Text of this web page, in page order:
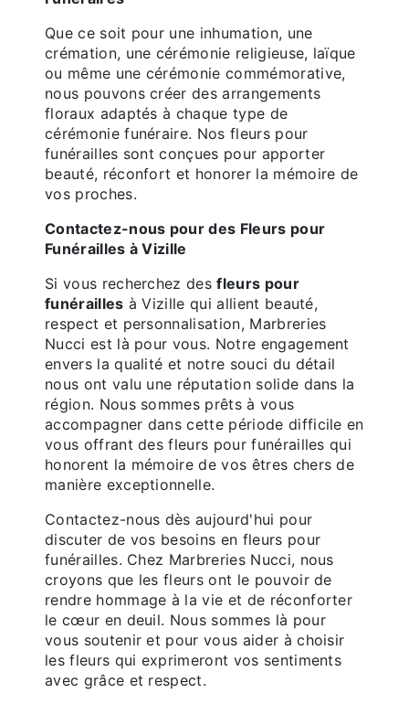
Que ce soit pour une inhumation, une
crémation, une cérémonie religieuse, laïque
ou même une cérémonie commémorative,
nous pouvons créer des arrangements
floraux adaptés à chaque type de
cérémonie funéraire. Nos fleurs pour
funérailles sont conçues pour apporter
beauté, réconfort et honorer la mémoire de
vos proches.
Contactez-nous pour des Fleurs pour
Funérailles à Vizille
Si vous recherchez desfleurs pour
funérailles à Vizille qui allient beauté,
respect et personnalisation, Marbreries
Nucci est là pour vous. Notre engagement
envers la qualité et notre souci du détail
nous ont valu une réputation solide dans la
région. Nous sommes prêts à vous
accompagner dans cette période difficile en
vous offrant des fleurs pour funérailles qui
honorent la mémoire de vos êtres chers de
manière exceptionnelle.
Contactez-nous dès aujourd'hui pour
discuter de vos besoins en fleurs pour
funérailles. Chez Marbreries Nucci, nous
croyons que les fleurs ont le pouvoir de
rendre hommage à la vie et de réconforter
le cœur en deuil. Nous sommes là pour
vous soutenir et pour vous aider à choisir
les fleurs qui exprimeront vos sentiments
avec grâce et respect.